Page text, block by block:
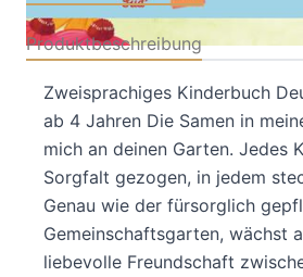
Produktbeschreibung
Zweisprachiges Kinderbuch
ab 4 Jahren Die Samen in
mich an deinen Garten. Jedes
Sorgfalt gezogen, in jedem
Genau wie der fürsorglich
Gemeinschaftsgarten, wächst
liebevolle Freundschaft